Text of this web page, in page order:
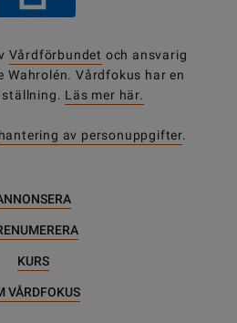
Vårdförbundet och ansvarig
Wahrolén. Vårdfokus har en
Läs mer här.
hantering av personuppgifter.
KURS
VÅRDFOKUS